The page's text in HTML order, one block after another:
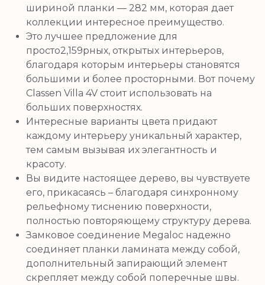
шириной планки — 282 мм, которая дает
коллекции интересное преимущество.
Это лучшее предложение для
просто2,159рных, открытых интерьеров,
благодаря которым интерьеры становятся
большими и более просторными. Вот почему
Classen Villa 4V стоит использовать на
больших поверхностях.
Интересные варианты цвета придают
каждому интерьеру уникальный характер,
тем самым вызывая их элегантность и
красоту.
Вы видите настоящее дерево, вы чувствуете
его, прикасаясь – благодаря синхронному
рельефному тиснению поверхности,
полностью повторяющему структуру дерева.
Замковое соединение Megaloc надежно
соединяет планки ламината между собой,
дополнительный запирающий элемент
скрепляет между собой поперечные швы.